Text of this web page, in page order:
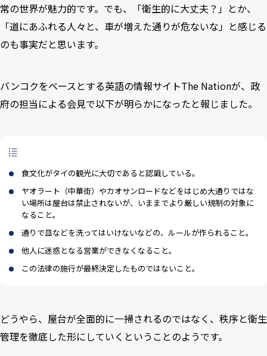
常の世界が魅力的です。でも、「衛生的に大丈夫？」とか、
「道にあふれる人々と、車が増えた通りが危ないな」と感じる
のも事実だと思います。
バンコクをベースとする英語の情報サイトThe Nationが、政
府の担当による会見で以下が明らかになったと報じました。
食文化がタイの観光に大切であると認識している。
ヤオラート（中華街）やカオサンロードなどをはじめ大通りではな
い場所は屋台は禁止されないが、いままでより厳しい規制の対象に
なること。
通りで皿などを洗ってはいけないなどの、ルールが作られること。
他人に迷惑となる営業ができなくなること。
この法律の施行が最終決定したものではないこと。
どうやら、屋台が全面的に一掃されるのではなく、秩序と衛生
管理を徹底した形にしていくということのようです。